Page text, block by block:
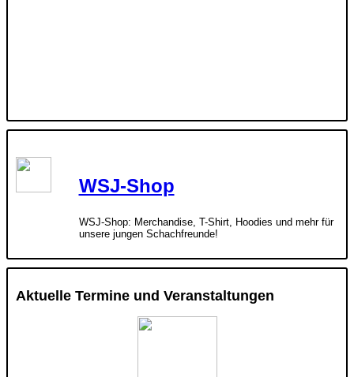
WSJ-Shop
WSJ-Shop: Merchandise, T-Shirt, Hoodies und mehr für
unsere jungen Schachfreunde!
Aktuelle Termine und Veranstaltungen